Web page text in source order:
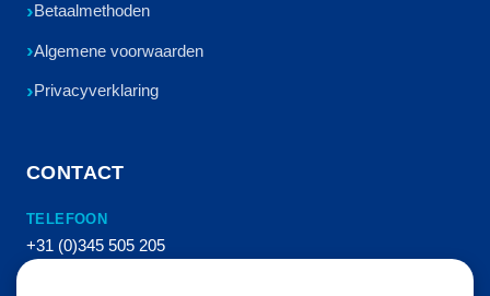
Betaalmethoden
Algemene voorwaarden
Privacyverklaring
CONTACT
TELEFOON
+31 (0)345 505 205